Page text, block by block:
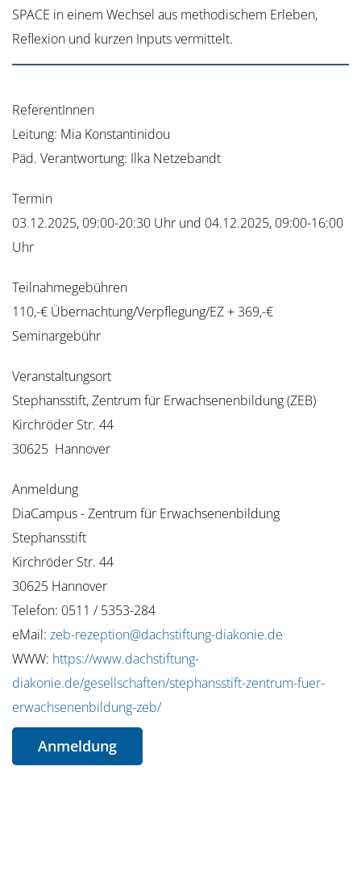
SPACE in einem Wechsel aus methodischem Erleben,
Reflexion und kurzen Inputs vermittelt.
ReferentInnen
Leitung: Mia Konstantinidou
Päd. Verantwortung: Ilka Netzebandt
Termin
03.12.2025, 09:00-20:30 Uhr und 04.12.2025, 09:00-16:00
Uhr
Teilnahmegebühren
110,-€ Übernachtung/Verpflegung/EZ + 369,-€
Seminargebühr
Veranstaltungsort
Stephansstift, Zentrum für Erwachsenenbildung (ZEB)
Kirchröder Str. 44
30625 Hannover
Anmeldung
DiaCampus - Zentrum für Erwachsenenbildung
Stephansstift
Kirchröder Str. 44
30625 Hannover
Telefon: 0511 / 5353-284
eMail: zeb-rezeption@dachstiftung-diakonie.de
WWW: https://www.dachstiftung-
diakonie.de/gesellschaften/stephansstift-zentrum-fuer-
erwachsenenbildung-zeb/
Anmeldung